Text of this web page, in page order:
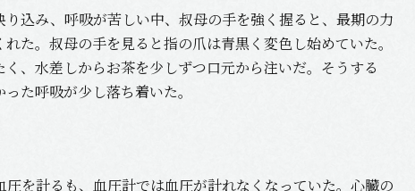
込み、呼吸が苦しい中、叔母の手を強く握ると、最期の力
た。叔母の手を見ると指の爪は青黒く変色し始めていた。
、水差しからお茶を少しずつ口元から注いだ。そうする
た呼吸が少し落ち着いた。
を計るも、血圧計では血圧が計れなくなっていた。心臓の